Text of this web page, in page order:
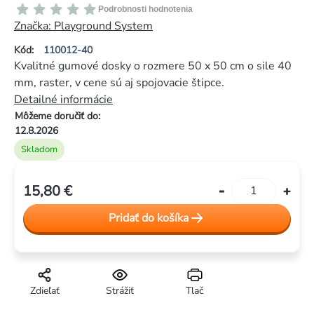
Kód: 110012-40
Priemerné
hodnotenie
produktu
je
z
5
hviezdičiek.
Podrobnosti hodnotenia
Značka: Playground System
Skladom
Môžeme doručiť do:
12.8.2026
Kvalitné gumové dosky o rozmere 50 x 50 cm o sile 40
mm, raster, v cene sú aj spojovacie štipce.
Detailné informácie
Tlač
Strážiť
Zdieľať
15,80 €
cena:Pridať do košíka